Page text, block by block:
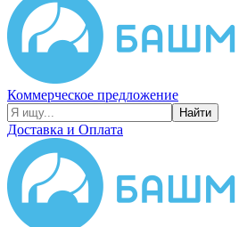
Коммерческое предложение
Найти
Доставка и Оплата